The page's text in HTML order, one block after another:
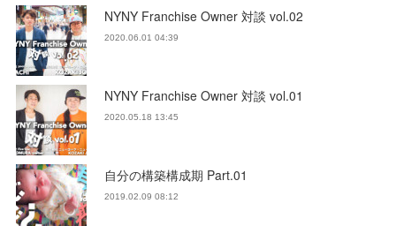
NYNY Franchise Owner 対談 vol.02
2020.06.01 04:39
NYNY Franchise Owner 対談 vol.01
2020.05.18 13:45
自分の構築構成期 Part.01
2019.02.09 08:12